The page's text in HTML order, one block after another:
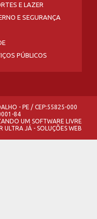
E LAZER
E SEGURANÇA
PÚBLICOS
- PE / CEP:55825-000
84
UM SOFTWARE LIVRE
ULTRA JÁ - SOLUÇÕES WEB